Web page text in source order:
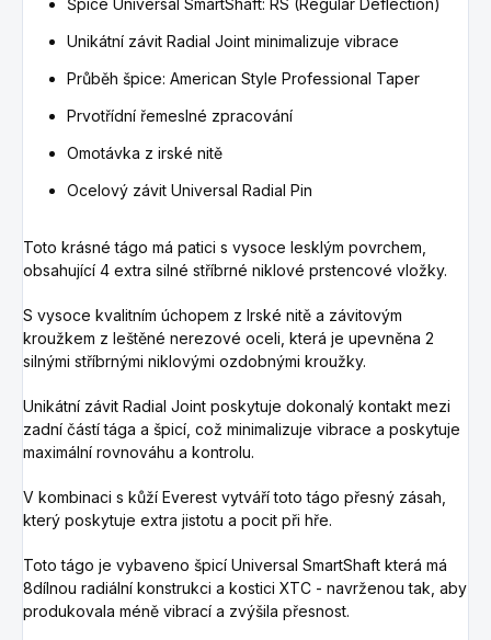
Špice Universal SmartShaft: RS (Regular Deflection)
Unikátní závit Radial Joint minimalizuje vibrace
Průběh špice: American Style Professional Taper
Prvotřídní řemeslné zpracování
Omotávka z irské nitě
Ocelový závit Universal Radial Pin
Toto krásné tágo má patici s vysoce lesklým povrchem,
obsahující 4 extra silné stříbrné niklové prstencové vložky.
S vysoce kvalitním úchopem z Irské nitě a závitovým
kroužkem z leštěné nerezové oceli, která je upevněna 2
silnými stříbrnými niklovými ozdobnými kroužky.
Unikátní závit Radial Joint poskytuje dokonalý kontakt mezi
zadní částí tága a špicí, což minimalizuje vibrace a poskytuje
maximální rovnováhu a kontrolu.
V kombinaci s kůží Everest vytváří toto tágo přesný zásah,
který poskytuje extra jistotu a pocit při hře.
Toto tágo je vybaveno špicí Universal SmartShaft která má
8dílnou radiální konstrukci a kostici ​​XTC - navrženou tak, aby
produkovala méně vibrací a zvýšila přesnost.